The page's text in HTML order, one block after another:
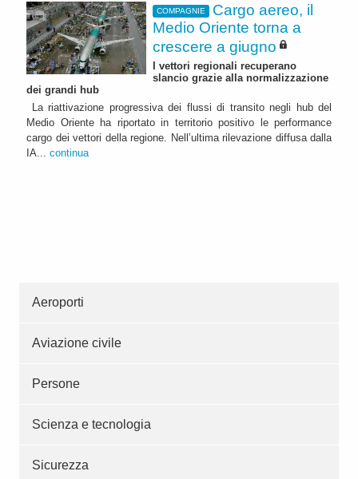
COMPAGNIE
Cargo aereo, il
Medio Oriente torna a
crescere a giugno
I vettori regionali recuperano
slancio grazie alla normalizzazione
dei grandi hub
La riattivazione progressiva dei flussi di transito negli hub del
Medio Oriente ha riportato in territorio positivo le performance
cargo dei vettori della regione. Nell’ultima rilevazione diffusa dalla
IA... continua
Aeroporti
Aviazione civile
Persone
Scienza e tecnologia
Sicurezza